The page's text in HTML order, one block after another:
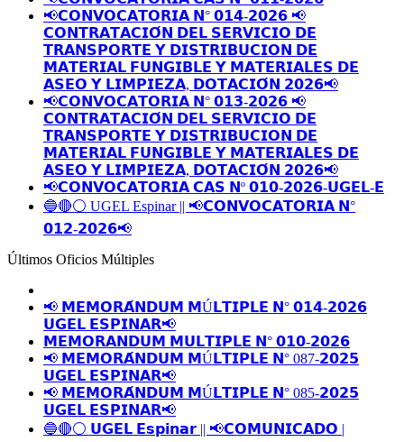
📢𝗖𝗢𝗡𝗩𝗢𝗖𝗔𝗧𝗢𝗥𝗜𝗔 𝗡° 𝟬𝟭𝟰-𝟮𝟬𝟮𝟲 📢
𝗖𝗢𝗡𝗧𝗥𝗔𝗧𝗔𝗖𝗜𝗢́𝗡 𝗗𝗘𝗟 𝗦𝗘𝗥𝗩𝗜𝗖𝗜𝗢 𝗗𝗘
𝗧𝗥𝗔𝗡𝗦𝗣𝗢𝗥𝗧𝗘 𝗬 𝗗𝗜𝗦𝗧𝗥𝗜𝗕𝗨𝗖𝗜𝗢𝗡 𝗗𝗘
𝗠𝗔𝗧𝗘𝗥𝗜𝗔𝗟 𝗙𝗨𝗡𝗚𝗜𝗕𝗟𝗘 𝗬 𝗠𝗔𝗧𝗘𝗥𝗜𝗔𝗟𝗘𝗦 𝗗𝗘
𝗔𝗦𝗘𝗢 𝗬 𝗟𝗜𝗠𝗣𝗜𝗘𝗭𝗔, 𝗗𝗢𝗧𝗔𝗖𝗜𝗢́𝗡 𝟮𝟬𝟮𝟲📢
📢𝗖𝗢𝗡𝗩𝗢𝗖𝗔𝗧𝗢𝗥𝗜𝗔 𝗡° 𝟬𝟭𝟯-𝟮𝟬𝟮𝟲 📢
𝗖𝗢𝗡𝗧𝗥𝗔𝗧𝗔𝗖𝗜𝗢́𝗡 𝗗𝗘𝗟 𝗦𝗘𝗥𝗩𝗜𝗖𝗜𝗢 𝗗𝗘
𝗧𝗥𝗔𝗡𝗦𝗣𝗢𝗥𝗧𝗘 𝗬 𝗗𝗜𝗦𝗧𝗥𝗜𝗕𝗨𝗖𝗜𝗢𝗡 𝗗𝗘
𝗠𝗔𝗧𝗘𝗥𝗜𝗔𝗟 𝗙𝗨𝗡𝗚𝗜𝗕𝗟𝗘 𝗬 𝗠𝗔𝗧𝗘𝗥𝗜𝗔𝗟𝗘𝗦 𝗗𝗘
𝗔𝗦𝗘𝗢 𝗬 𝗟𝗜𝗠𝗣𝗜𝗘𝗭𝗔, 𝗗𝗢𝗧𝗔𝗖𝗜𝗢́𝗡 𝟮𝟬𝟮𝟲📢
📢𝗖𝗢𝗡𝗩𝗢𝗖𝗔𝗧𝗢𝗥𝗜𝗔 𝗖𝗔𝗦 𝗡º 𝟬𝟭𝟬-𝟮𝟬𝟮𝟲-𝗨𝗚𝗘𝗟-𝗘
🔵🔴⚪️ UGEL Espinar || 📢𝗖𝗢𝗡𝗩𝗢𝗖𝗔𝗧𝗢𝗥𝗜𝗔 𝗡°
𝟬𝟭𝟮-𝟮𝟬𝟮𝟲📢
Últimos Oficios Múltiples
📢 𝗠𝗘𝗠𝗢𝗥𝗔́𝗡𝗗𝗨𝗠 𝗠Ú𝗟𝗧𝗜𝗣𝗟𝗘 𝗡° 𝟬𝟭𝟰-𝟮𝟬𝟮𝟲
𝗨𝗚𝗘𝗟 𝗘𝗦𝗣𝗜𝗡𝗔𝗥📢
𝗠𝗘𝗠𝗢𝗥𝗔𝗡𝗗𝗨𝗠 𝗠𝗨𝗟𝗧𝗜𝗣𝗟𝗘 𝗡° 𝟬𝟭𝟬-𝟮𝟬𝟮𝟲
📢 𝗠𝗘𝗠𝗢𝗥𝗔́𝗡𝗗𝗨𝗠 𝗠Ú𝗟𝗧𝗜𝗣𝗟𝗘 𝗡° 087-𝟮𝟬𝟮𝟱
𝗨𝗚𝗘𝗟 𝗘𝗦𝗣𝗜𝗡𝗔𝗥📢
📢 𝗠𝗘𝗠𝗢𝗥𝗔́𝗡𝗗𝗨𝗠 𝗠Ú𝗟𝗧𝗜𝗣𝗟𝗘 𝗡° 085-𝟮𝟬𝟮𝟱
𝗨𝗚𝗘𝗟 𝗘𝗦𝗣𝗜𝗡𝗔𝗥📢
🔵🔴⚪️ 𝗨𝗚𝗘𝗟 𝗘𝘀𝗽𝗶𝗻𝗮𝗿 || 📢𝗖𝗢𝗠𝗨𝗡𝗜𝗖𝗔𝗗𝗢 |